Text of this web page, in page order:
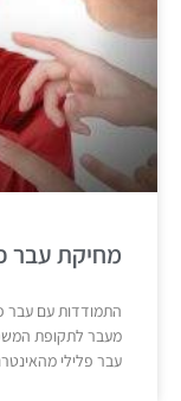
מחיקת עבר
התמודדות עם עבר
מעבר לתקופת
עבר פלילי